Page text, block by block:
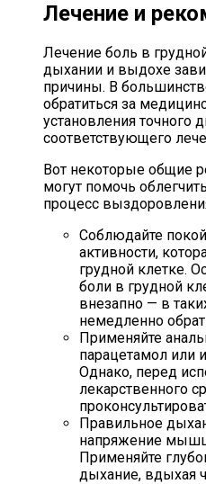
Лечение и
Лечение боль в
дыхании и выдохе
причины. В
обратиться за
установления точного
соответствующего
Вот некоторые общие
могут помочь
процесс
Соблюдайте
активности,
грудной клетке.
боли в грудной
внезапно — в
немедленно
Применяйте
парацетамол или
Однако, перед
лекарственного
Правильное
напряжение мышц
Применяйте
дыхание, вдыхая